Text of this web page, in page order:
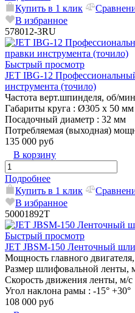
Купить в 1 клик
В избранное
578012-3RU
Быстрый просмотр
JET IBG-12
инструмента (точило)
Частота верт.шпинделя, об/мин
Габариты круга : Ø305 х 50 мм
Посадочный диаметр : 32 мм
Потребляемая (выходная)
135 000 руб
В корзину
Подробнее
Купить в 1 клик
В избранное
50001892T
Быстрый просмотр
JET JBSM-150 Ленточный
Мощность главного
Размер шлифовальной ленты,
Скорость движения ленты, м/с
Угол наклона рамы : -15° +30°
108 000 руб